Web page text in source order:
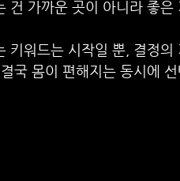
건 가까운 곳이 아니라 좋은
키워드는 시작일 뿐, 결정
국 몸이 편해지는 동시에